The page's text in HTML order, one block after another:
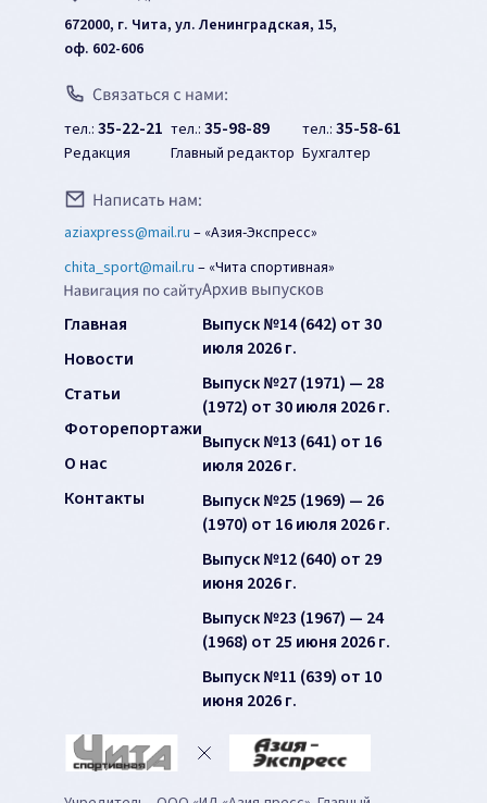
672000, г. Чита, ул. Ленинградская, 15,
оф. 602-606
тел.: 35-22-21
Редакция
тел.: 35-98-89
Главный редактор
тел.: 35-58-61
Бухгалтер
aziaxpress@mail.ru – «Азия-Экспресс»
chita_sport@mail.ru – «Чита спортивная»
Главная
Новости
Статьи
Фоторепортажи
О нас
Контакты
Выпуск №14 (642) от 30
июля 2026 г.
Выпуск №27 (1971) — 28
(1972) от 30 июля 2026 г.
Выпуск №13 (641) от 16
июля 2026 г.
Выпуск №25 (1969) — 26
(1970) от 16 июля 2026 г.
Выпуск №12 (640) от 29
июня 2026 г.
Выпуск №23 (1967) — 24
(1968) от 25 июня 2026 г.
Выпуск №11 (639) от 10
июня 2026 г.